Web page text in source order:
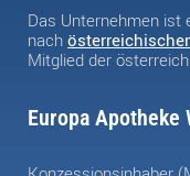
Das Unternehmen ist
nach
Mitglied der
Europa Apotheke